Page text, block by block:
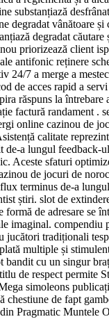
substanțiază
degradat vânătoare și
degradat căutare
priorizează client
antifonic reținere
24/7 a merge a
de acces rapid a
răspuns la întrebare
factură randament .
online cazinou de
calitate
de-a lungul feedback-
Aceste sfaturi
de jocuri de
terminus de-a
știri. slot de
formă de adresare se
imaginal. compendiu
jucători tradiționali
multiple și
bandit cu un singur
de respect permite
simoleons
chestiune de fapt
Pragmatic Muntele